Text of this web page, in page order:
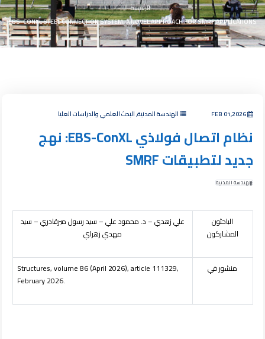
الرئيسية
EBS-CONXL STEEL CONNECTION SYSTEM: A NOVEL APPROACH FOR SMRF APPLICATIONS
FEB 01,2026 الهندسة المدنية, البحث العلمي والدراسات العليا
نظام اتصال فولاذي EBS-ConXL: نهج
جديد لتطبيقات SMRF
الهندسة المدنية
الباحثون
المشاركون
علي زهدي – د. محمود علي – سيد رسول ميرقادري – سيد
مهدي زهراي
منشور في Structures, volume 86(April 2026), article 111329,
February 2026.